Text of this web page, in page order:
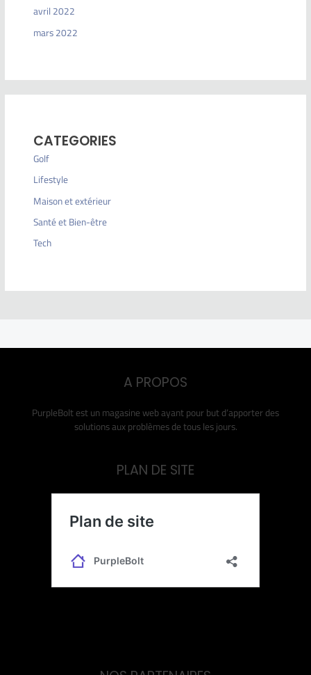
avril 2022
mars 2022
CATEGORIES
Golf
Lifestyle
Maison et extérieur
Santé et Bien-être
Tech
A PROPOS
PurpleBolt est un magasine web ayant pour but d’apporter des
solutions aux problèmes de tous les jours.
PLAN DE SITE